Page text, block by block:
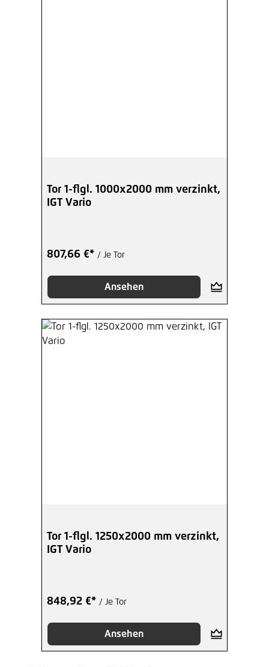
Tor 1-flgl. 1000x2000 mm verzinkt,
IGT Vario
807,66 €* / Je Tor
Ansehen
Tor 1-flgl. 1250x2000 mm verzinkt,
IGT Vario
848,92 €* / Je Tor
Ansehen